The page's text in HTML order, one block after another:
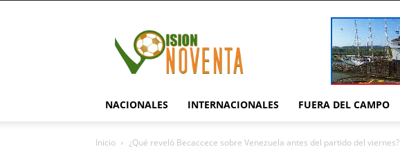
NACIONALES INTERNACIONALES FUERA DEL CAMPO
Inicio ¿Qué reveló Becaccece sobre Venezuela antes del partido del viernes?